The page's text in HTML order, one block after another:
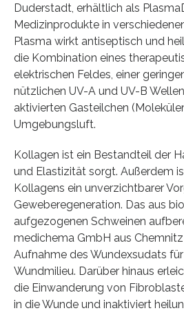
Duderstadt, erhältlich als
Medizinprodukte in
Plasma wirkt antiseptisch und
die Kombination eines
elektrischen Feldes, einer
nützlichen UV-A und UV-B
aktivierten Gasteilchen
Umgebungsluft.
Kollagen ist ein Bestandteil der
und Elastizität sorgt. Außerdem
Kollagens ein unverzichtbarer
Geweberegeneration. Das aus
aufgezogenen Schweinen
medichema GmbH aus
Aufnahme des Wundexsudats
Wundmilieu. Darüber hinaus
die Einwanderung von
in die Wunde und inaktiviert